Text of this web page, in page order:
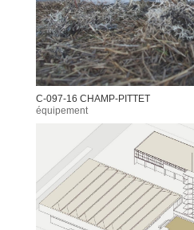
C-097-16 CHAMP-PITTET
équipement